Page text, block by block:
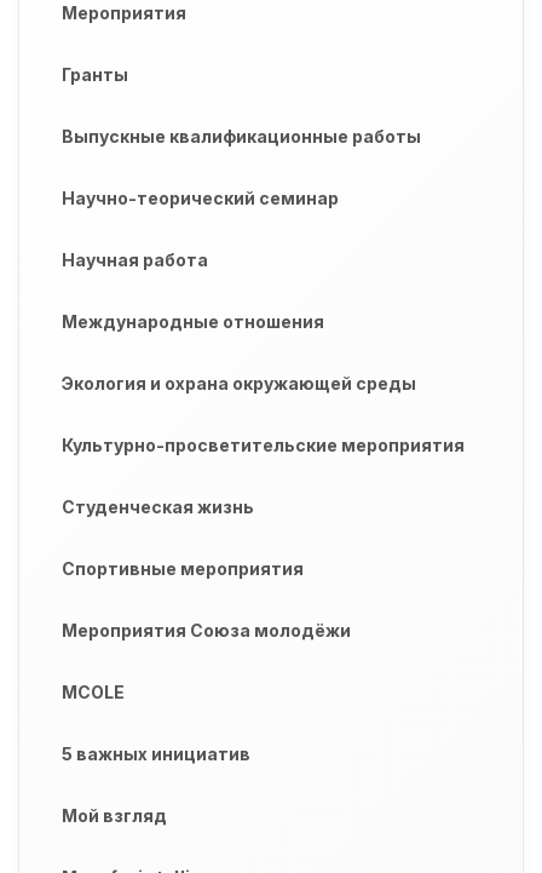
Мероприятия
Гранты
Выпускные квалификационные работы
Научно-теорический семинар
Научная работа
Международные отношения
Экология и охрана окружающей среды
Культурно-просветительские мероприятия
Студенческая жизнь
Спортивные мероприятия
Мероприятия Союза молодёжи
MCOLE
5 важных инициатив
Мой взгляд